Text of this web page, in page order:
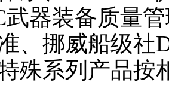
武器装备质量
、挪威船级社
殊系列产品按